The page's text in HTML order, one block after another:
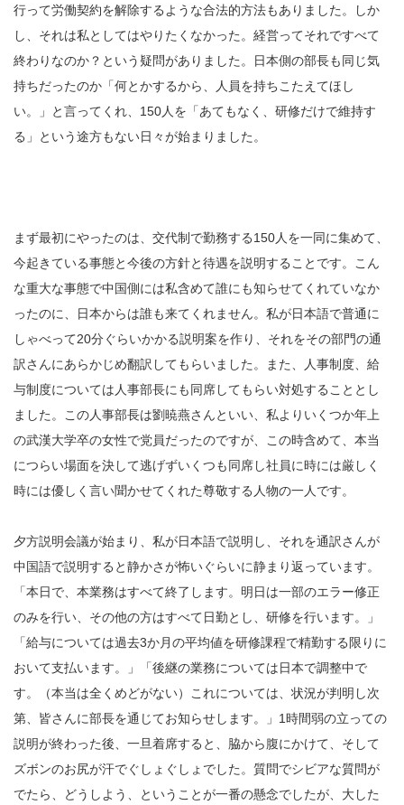
行って労働契約を解除するような合法的方法もありました。しか
し、それは私としてはやりたくなかった。経営ってそれですべて
終わりなのか？という疑問がありました。日本側の部長も同じ気
持ちだったのか「何とかするから、人員を持ちこたえてほし
い。」と言ってくれ、150人を「あてもなく、研修だけで維持す
る」という途方もない日々が始まりました。
まず最初にやったのは、交代制で勤務する150人を一同に集めて、
今起きている事態と今後の方針と待遇を説明することです。こん
な重大な事態で中国側には私含めて誰にも知らせてくれていなか
ったのに、日本からは誰も来てくれません。私が日本語で普通に
しゃべって20分ぐらいかかる説明案を作り、それをその部門の通
訳さんにあらかじめ翻訳してもらいました。また、人事制度、給
与制度については人事部長にも同席してもらい対処することとし
ました。この人事部長は劉暁燕さんといい、私よりいくつか年上
の武漢大学卒の女性で党員だったのですが、この時含めて、本当
につらい場面を決して逃げずいくつも同席し社員に時には厳しく
時には優しく言い聞かせてくれた尊敬する人物の一人です。
夕方説明会議が始まり、私が日本語で説明し、それを通訳さんが
中国語で説明すると静かさが怖いぐらいに静まり返っています。
「本日で、本業務はすべて終了します。明日は一部のエラー修正
のみを行い、その他の方はすべて日勤とし、研修を行います。」
「給与については過去3か月の平均値を研修課程で精勤する限りに
おいて支払います。」「後継の業務については日本で調整中で
す。（本当は全くめどがない）これについては、状況が判明し次
第、皆さんに部長を通じてお知らせします。」1時間弱の立っての
説明が終わった後、一旦着席すると、脇から腹にかけて、そして
ズボンのお尻が汗でぐしょぐしょでした。質問でシビアな質問が
でたら、どうしよう、ということが一番の懸念でしたが、大した